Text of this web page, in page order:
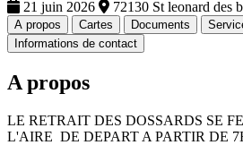
21 juin 2026 72130 St leonard des
A propos Cartes Documents
Informations de contact
A propos
LE RETRAIT DES DOSSARDS SE
L'AIRE DE DEPART A PARTIR DE